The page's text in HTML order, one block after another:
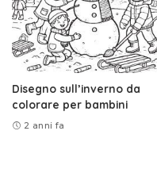
Disegno sull’inverno da
colorare per bambini
2 anni fa